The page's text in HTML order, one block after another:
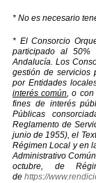
* No es necesario
* El Consorcio
participado al
Andalucía. Los
gestión de servicios
por Entidades
interés común, o con
fines de interés
Públicas
Reglamento de
junio de 1955), el
Régimen Local y en
Administrativo
octubre, de
de https://